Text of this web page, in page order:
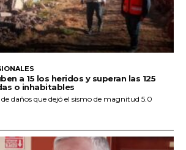
a 15 los heridos y superan las 125
o inhabitables
daños que dejó el sismo de magnitud 5.0